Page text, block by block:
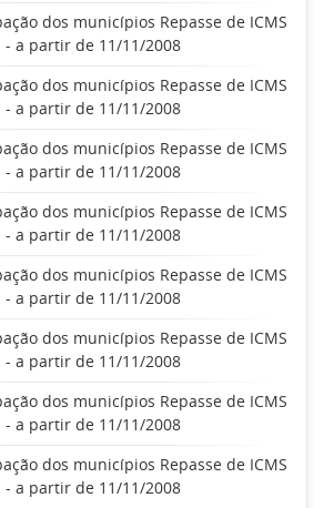
dos municípios Repasse de ICMS
- a partir de 11/11/2008
dos municípios Repasse de ICMS
- a partir de 11/11/2008
dos municípios Repasse de ICMS
- a partir de 11/11/2008
dos municípios Repasse de ICMS
- a partir de 11/11/2008
dos municípios Repasse de ICMS
- a partir de 11/11/2008
dos municípios Repasse de ICMS
- a partir de 11/11/2008
dos municípios Repasse de ICMS
- a partir de 11/11/2008
dos municípios Repasse de ICMS
- a partir de 11/11/2008